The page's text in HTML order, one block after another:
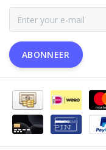
ABONNEER